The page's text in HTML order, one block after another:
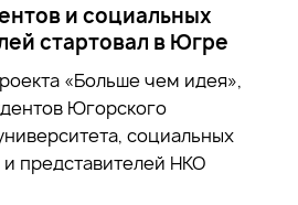
и социальных
стартовал в Югре
«Больше чем идея»,
Югорского
социальных
представителей НКО